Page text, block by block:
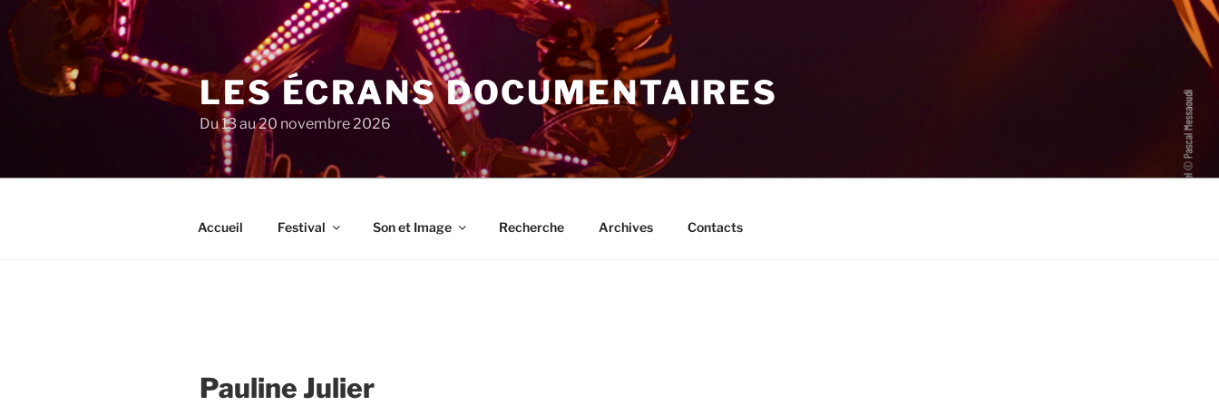
au
contenu
principal
LES ÉCRANS DOCUMENTAIRES
Du 13 au 20 novembre 2026
Accueil Festival Son et Image Recherche Archives Contacts
Pauline Julier